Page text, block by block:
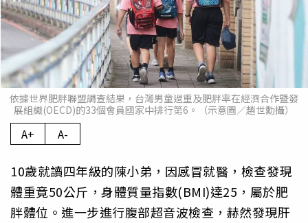
依據世界肥胖聯盟調查結果，台灣男童過重及肥胖率在經濟合作暨發
展組織(OECD)的33個會員國家中排行第6。（示意圖／趙世勳攝）
A+ A-
10歲就讀四年級的陳小弟，因感冒就醫，檢查發現
體重竟50公斤，身體質量指數(BMI)達25，屬於肥
胖體位。進一步進行腹部超音波檢查，赫然發現肝